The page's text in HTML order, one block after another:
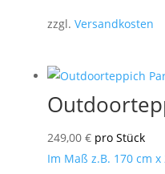
zzgl. Versandkosten
249,00 € pro Stück
Im Maß z.B. 170 cm